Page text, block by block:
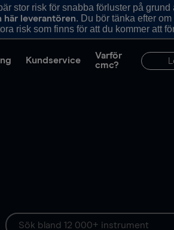
stor risk för snabba förluster på grund
här leverantören. Du bör tänka efter
risk som finns för att du kommer att
Kundservice
Varför
cmc?